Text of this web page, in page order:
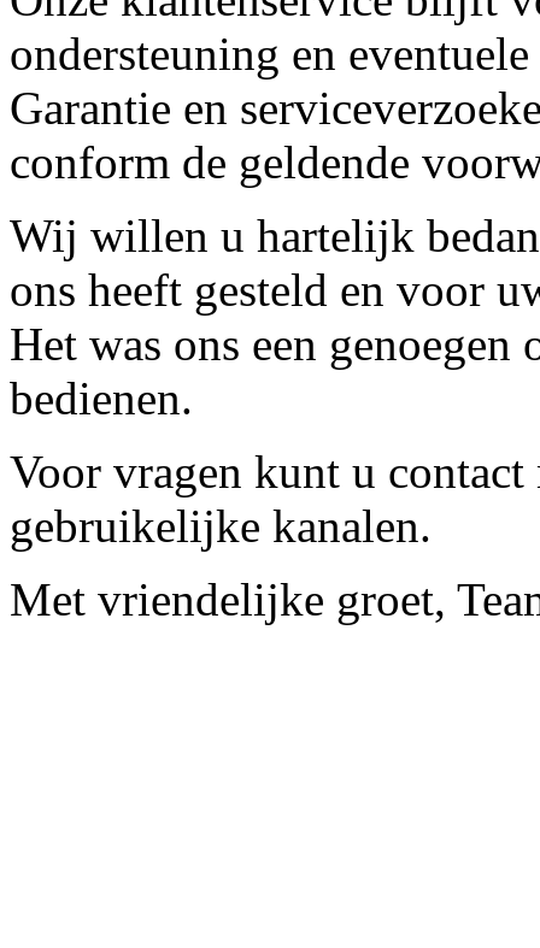
ondersteuning en
Garantie en
conform de geldende
Wij willen u hartelijk
ons heeft gesteld en voor
Het was ons een
bedienen.
Voor vragen kunt u contact
gebruikelijke kanalen.
Met vriendelijke groet,